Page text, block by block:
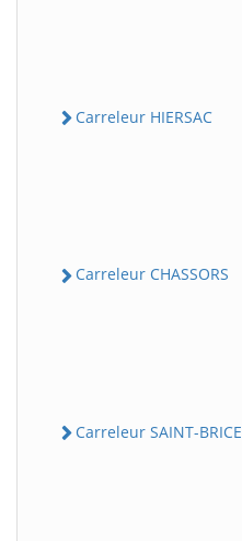
Carreleur HIERSAC
Carreleur CHASSORS
Carreleur SAINT-BRICE